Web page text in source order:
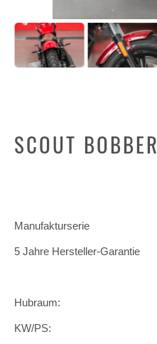
SCOUT BOBBER
Manufakturserie
5 Jahre Hersteller-Garantie
Hubraum:
KW/PS: